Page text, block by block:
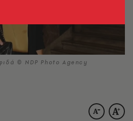
© NDP Photo Agency